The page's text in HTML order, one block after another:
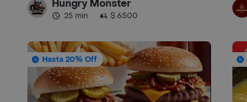
Hungry Monster
25 min · $ 6500
Hasta 20% Off